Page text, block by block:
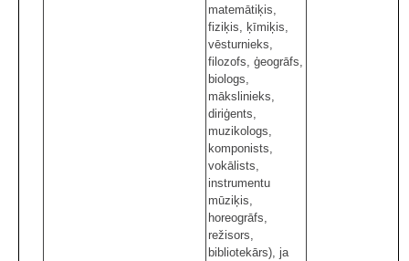
matemātiķis,
fiziķis, ķīmiķis,
vēsturnieks,
filozofs, ģeogrāfs,
biologs,
mākslinieks,
diriģents,
muzikologs,
komponists,
vokālists,
instrumentu
mūziķis,
horeogrāfs,
režisors,
bibliotekārs), ja